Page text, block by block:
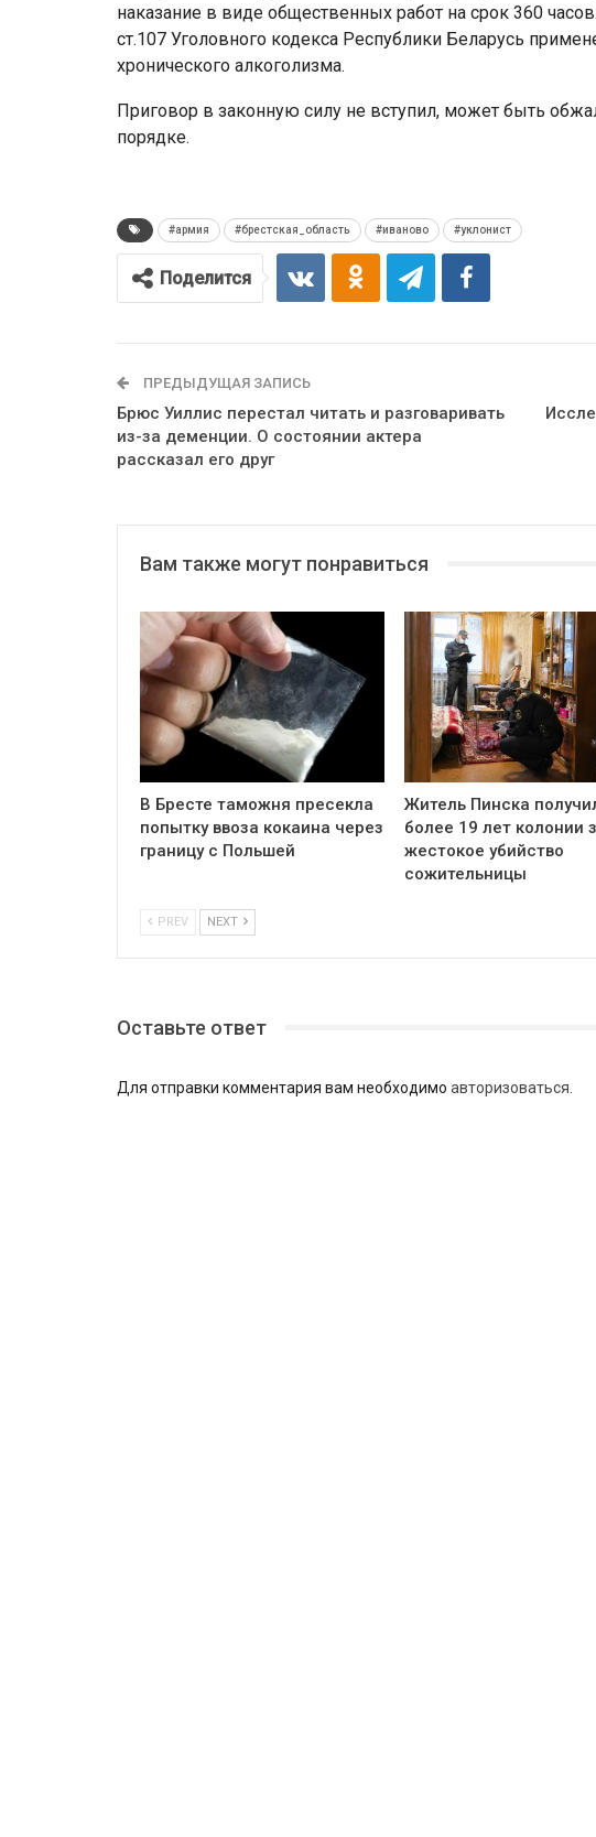
наказание в виде общественных работ на срок 360
ст.107 Уголовного кодекса Республики Беларусь
хронического алкоголизма.
Приговор в законную силу не вступил, может быть
порядке.
#армия #брестская_область #иваново #уклонист
Поделится
ПРЕДЫДУЩАЯ ЗАПИСЬ
Брюс Уиллис перестал читать и разговаривать
из-за деменции. О состоянии актера
рассказал его друг
Вам также могут понравиться
В Бресте таможня пресекла
попытку ввоза кокаина через
границу с Польшей
Житель Пинска
более 19 лет колонии
жестокое убийство
сожительницы
PREV NEXT
Оставьте ответ
Для отправки комментария вам необходимо авторизоваться